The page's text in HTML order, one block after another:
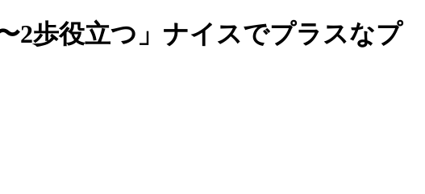
2歩役立つ」ナイスでプラスなプ